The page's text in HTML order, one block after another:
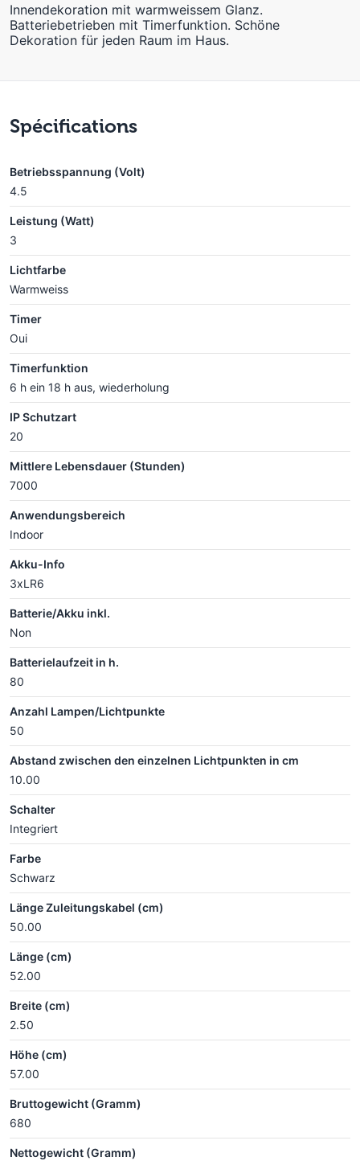
Innendekoration mit warmweissem Glanz.
Batteriebetrieben mit Timerfunktion. Schöne
Dekoration für jeden Raum im Haus.
Spécifications
Betriebsspannung (Volt)
4.5
Leistung (Watt)
3
Lichtfarbe
Warmweiss
Timer
Oui
Timerfunktion
6 h ein 18 h aus, wiederholung
IP Schutzart
20
Mittlere Lebensdauer (Stunden)
7000
Anwendungsbereich
Indoor
Akku-Info
3xLR6
Batterie/Akku inkl.
Non
Batterielaufzeit in h.
80
Anzahl Lampen/Lichtpunkte
50
Abstand zwischen den einzelnen Lichtpunkten in cm
10.00
Schalter
Integriert
Farbe
Schwarz
Länge Zuleitungskabel (cm)
50.00
Länge (cm)
52.00
Breite (cm)
2.50
Höhe (cm)
57.00
Bruttogewicht (Gramm)
680
Nettogewicht (Gramm)